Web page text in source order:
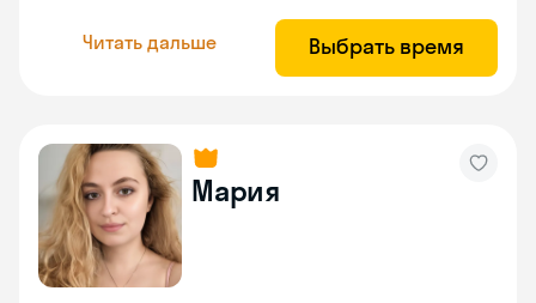
Читать дальше Выбрать время
Мария